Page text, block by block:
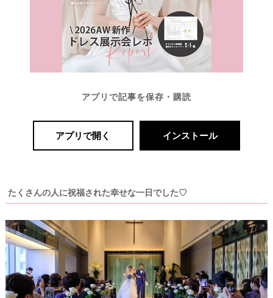
アプリで記事を保存・購読
アプリで開く インストール
たくさんの人に祝福された幸せな一日でした♡